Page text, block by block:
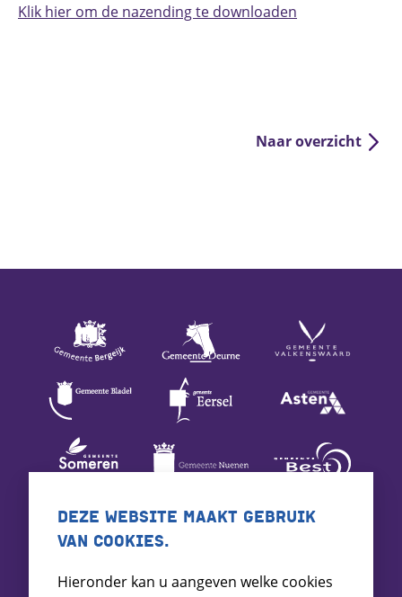
Klik hier om de nazending te downloaden
Naar overzicht
DEZE WEBSITE MAAKT GEBRUIK
VAN COOKIES.
Hieronder kan u aangeven welke cookies